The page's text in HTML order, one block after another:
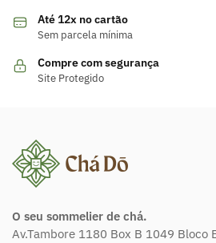
Até 12x no cartão
Sem parcela mínima
Compre com segurança
Site Protegido
O seu sommelier de chá.
Av.Tambore 1180 Box B 1049 Bloco